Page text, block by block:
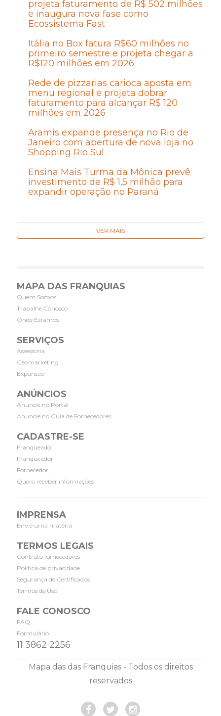
projeta faturamento de R$ 502 milhões
e inaugura nova fase como
Ecossistema Fast
Itália no Box fatura R$60 milhões no
primeiro semestre e projeta chegar a
R$120 milhões em 2026
Rede de pizzarias carioca aposta em
menu regional e projeta dobrar
faturamento para alcançar R$ 120
milhões em 2026
Aramis expande presença no Rio de
Janeiro com abertura de nova loja no
Shopping Rio Sul
Ensina Mais Turma da Mônica prevê
investimento de R$ 1,5 milhão para
expandir operação no Paraná
VER MAIS
MAPA DAS FRANQUIAS
Quem Somos
Trabalhe Conosco
Onde Estamos
SERVIÇOS
Assessoria
Geomarketing
Expansão
ANÚNCIOS
Anuncie no Portal
Anuncie no Guia de Fornecedores
CADASTRE-SE
Franqueado
Franqueador
Fornecedor
Quero receber informações
IMPRENSA
Envie uma matéria
TERMOS LEGAIS
Contrato fornecedores
Política de privacidade
Segurança de Certificados
Termos de Uso
FALE CONOSCO
FAQ
Formulário
11 3862 2256
Mapa das das Franquias - Todos os direitos
reservados